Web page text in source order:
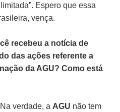
Espero que essa
vença.
recebeu a notícia de
das ações referente a
da AGU? Como está
Na verdade, a AGU não tem